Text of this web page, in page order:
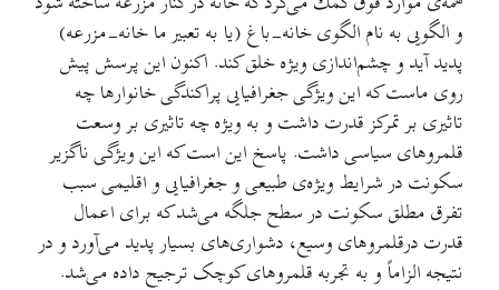
و الگویی به نام الگوی‌ خانه-باغ (یا به تعبیر ما خانه-مزرعه)
پدید آید و چشم‌اندازی ویژه خلق كند. اکنون این پرسش پیش
روی ماست که این ویژگی جغرافیایی پراکندگی خانوارها چه
تاثیری بر تمرکز قدرت داشت و به ویژه چه تاثیری بر وسعت
قلمرو‌های سیاسی داشت. پاسخ این است که این ویژگی ناگزیر
سکونت در شرایط ویژه‌ی طبیعی و جغرافیایی و اقلیمی سبب
تفرق مطلق سکونت در سطح جلگه می‌شد که برای اعمال
قدرت درقلمروهای وسیع، دشواری‌های بسیار پدید می‌آورد و در
نتیجه الزاماً و به تجربه قلمرو‌های کوچک ترجیح داده می‌شد.